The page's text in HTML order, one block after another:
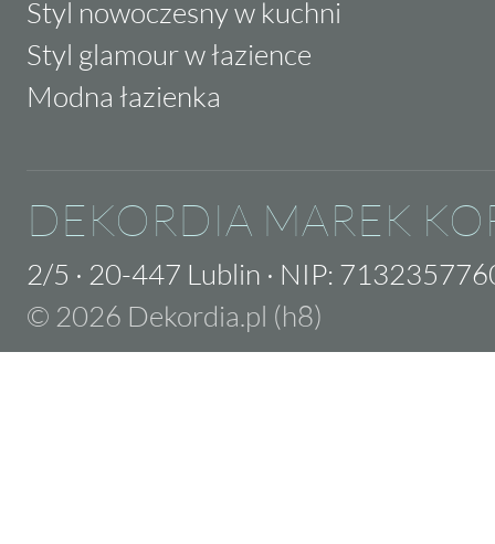
Styl nowoczesny w kuchni
Styl glamour w łazience
Modna łazienka
DEKORDIA MAREK
2/5 · 20-447 Lublin · NIP:
© 2026 Dekordia.pl (h8)